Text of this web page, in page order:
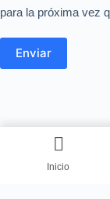
para la próxima vez
Enviar
Inicio